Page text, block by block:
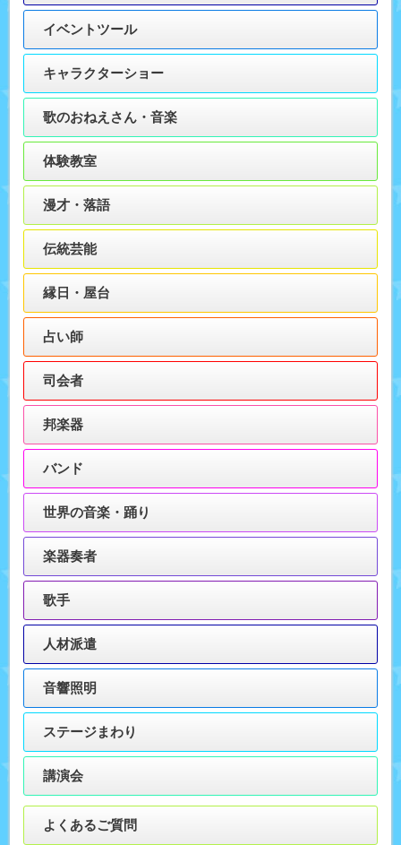
イベントツール
キャラクターショー
歌のおねえさん・音楽
体験教室
漫才・落語
伝統芸能
縁日・屋台
占い師
司会者
邦楽器
バンド
世界の音楽・踊り
楽器奏者
歌手
人材派遣
音響照明
ステージまわり
講演会
よくあるご質問